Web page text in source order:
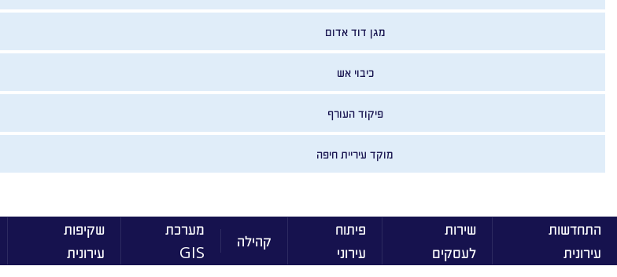
מגן דוד אדום
כיבוי אש
פיקוד העורף
מוקד עיריית חיפה
התחדשות
עירונית
שירות
לעסקים
פיתוח
עירוני
קהילה
מערכת
GIS
שקיפות
עירונית